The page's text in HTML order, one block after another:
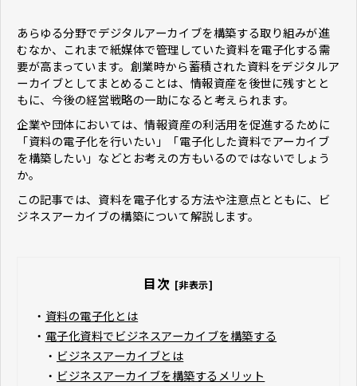
あらゆる分野でデジタルアーカイブを構築する取り組みが進
むなか、これまで紙媒体で管理していた資料を電子化する需
要が高まっています。創業時から蓄積された資料をデジタルア
ーカイブとしてまとめることは、情報資産を後世に残すとと
もに、今後の経営戦略の一助になると考えられます。
企業や団体においては、情報資産の利活用を促進するために
「資料の電子化を行いたい」「電子化した資料でアーカイブ
を構築したい」などとお考えの方もいるのではないでしょう
か。
この記事では、資料を電子化する方法や注意点とともに、ビ
ジネスアーカイブの構築について解説します。
目次 [非表示]
・ 資料の電子化とは
・ 電子化資料でビジネスアーカイブを構築する
・ ビジネスアーカイブとは
・ ビジネスアーカイブを構築するメリット